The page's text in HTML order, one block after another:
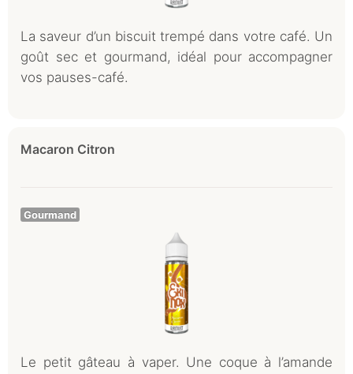
La saveur d’un biscuit trempé dans votre café. Un
goût sec et gourmand, idéal pour accompagner
vos pauses-café.
Macaron Citron
Gourmand
Le petit gâteau à vaper. Une coque à l’amande